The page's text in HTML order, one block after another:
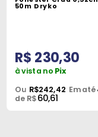
Construção
Materiais
Elétricos
50m Dryko
R$ 230,30
à vista no Pix
Ou R$242,42 Em até
de R$60,61